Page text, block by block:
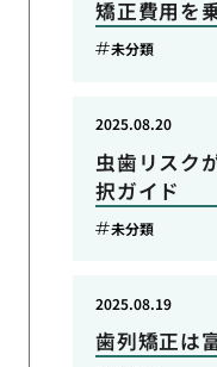
矯正費用を
未分類
虫歯リスク
択ガイド
2025.08.20
未分類
歯列矯正は
2025.08.19